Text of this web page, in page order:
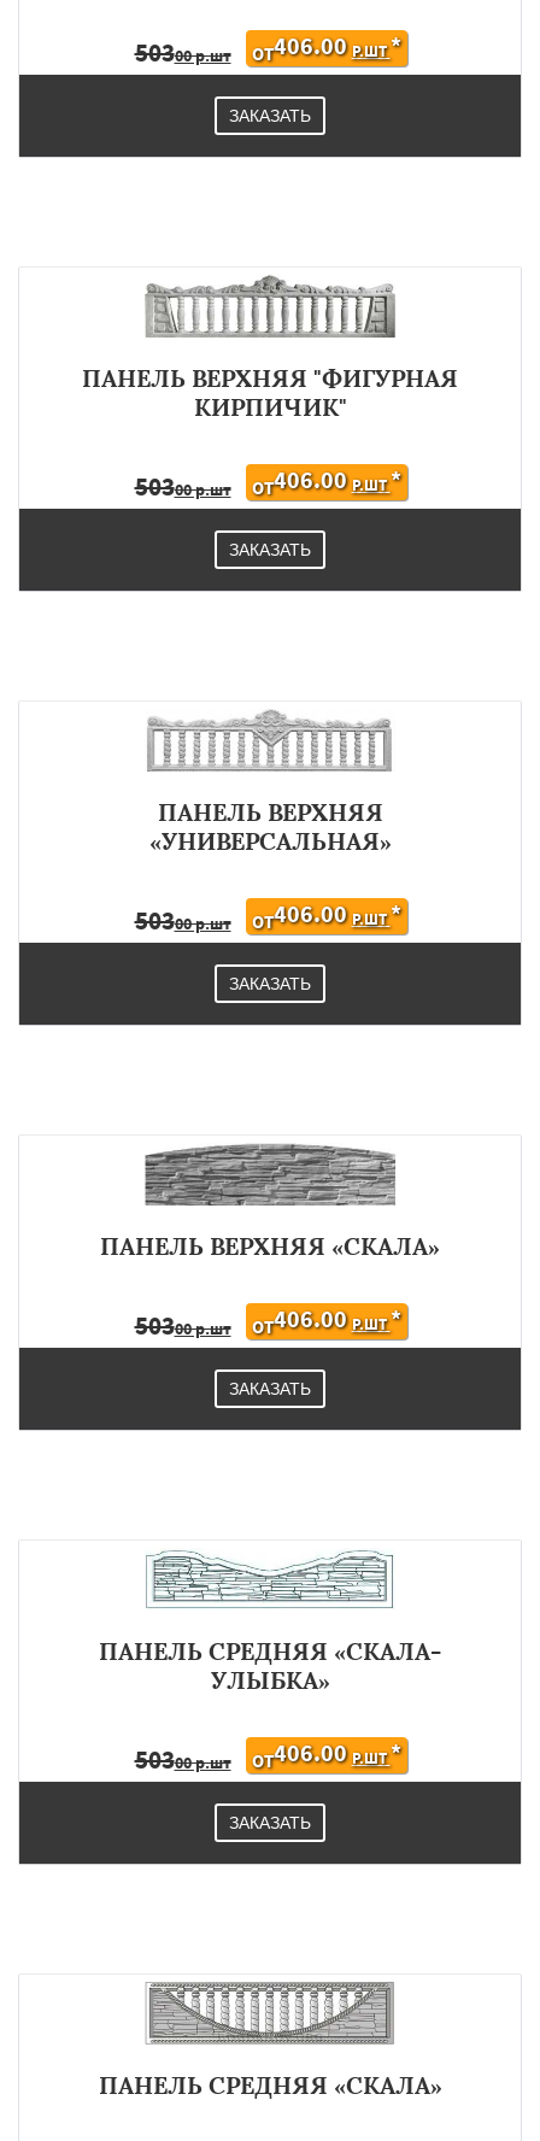
50300 р.шт ОТ406.00 Р.ШТ*
ЗАКАЗАТЬ
ПАНЕЛЬ ВЕРХНЯЯ "ФИГУРНАЯ
КИРПИЧИК"
50300 р.шт ОТ406.00 Р.ШТ*
ЗАКАЗАТЬ
ПАНЕЛЬ ВЕРХНЯЯ
«УНИВЕРСАЛЬНАЯ»
50300 р.шт ОТ406.00 Р.ШТ*
ЗАКАЗАТЬ
ПАНЕЛЬ ВЕРХНЯЯ «СКАЛА»
50300 р.шт ОТ406.00 Р.ШТ*
ЗАКАЗАТЬ
ПАНЕЛЬ СРЕДНЯЯ «СКАЛА-
УЛЫБКА»
50300 р.шт ОТ406.00 Р.ШТ*
ЗАКАЗАТЬ
ПАНЕЛЬ СРЕДНЯЯ «СКАЛА»